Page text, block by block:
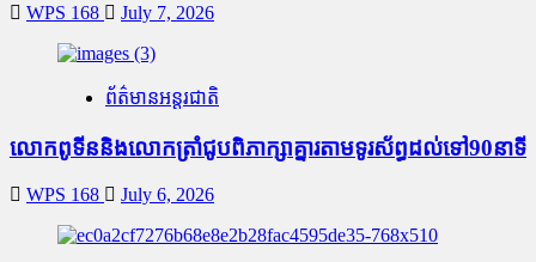
WPS 168 July 7, 2026
ព័ត៌មានអន្តរជាតិ
លោកពូទីននិងលោកត្រាំជូបពិភាក្សាគ្នារតាមទូរស័ព្ធដល់ទៅ90នាទី
WPS 168 July 6, 2026